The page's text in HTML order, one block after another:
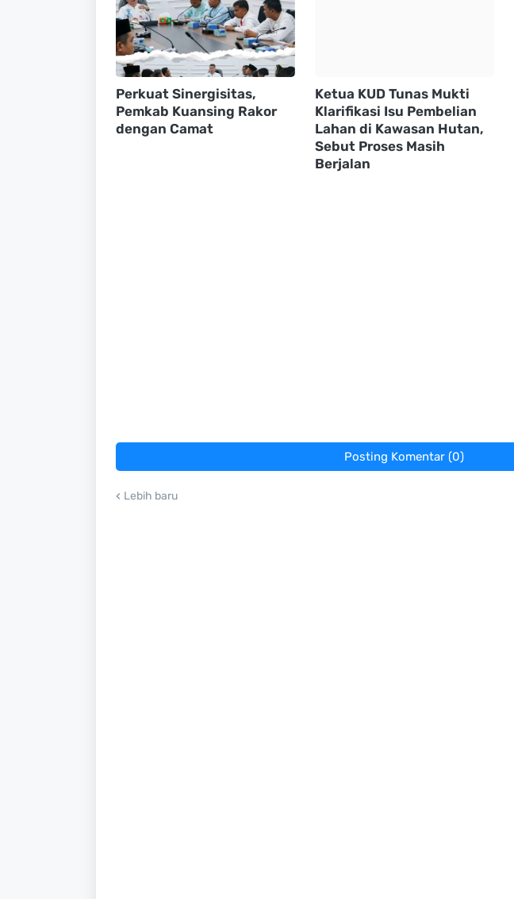
Perkuat Sinergisitas,
Pemkab Kuansing Rakor
dengan Camat
Ketua KUD Tunas Mukti
Klarifikasi Isu Pembelian
Lahan di Kawasan Hutan,
Sebut Proses Masih
Berjalan
Posting Komentar (0)
Lebih baru